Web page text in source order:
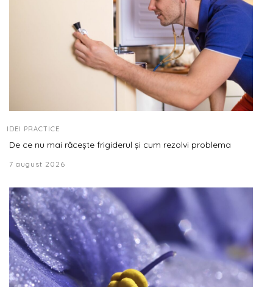
IDEI PRACTICE
De ce nu mai răcește frigiderul și cum rezolvi problema
7 august 2026